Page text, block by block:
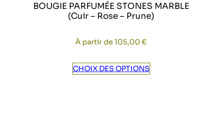
BOUGIE PARFUMÉE STONES MARBLE
(Cuir – Rose – Prune)
À partir de105,00 €
CHOIX DES OPTIONS